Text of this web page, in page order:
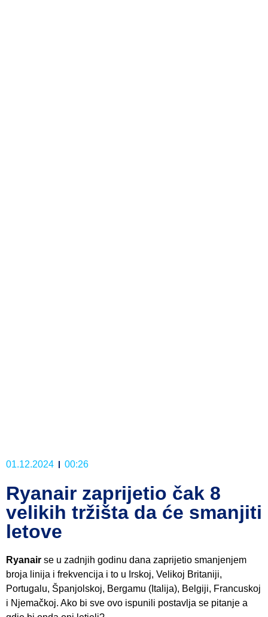
01.12.2024 00:26
Ryanair zaprijetio čak 8
velikih tržišta da će smanjiti
letove
Ryanair se u zadnjih godinu dana zaprijetio smanjenjem
broja linija i frekvencija i to u Irskoj, Velikoj Britaniji,
Portugalu, Španjolskoj, Bergamu (Italija), Belgiji, Francuskoj
i Njemačkoj. Ako bi sve ovo ispunili postavlja se pitanje a